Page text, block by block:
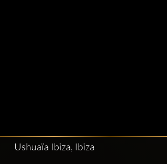
Ushuaïa Ibiza, Ibiza